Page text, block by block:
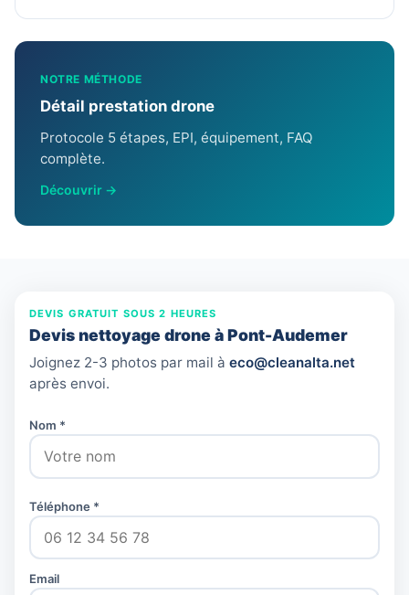
NOTRE MÉTHODE
Détail prestation drone
Protocole 5 étapes, EPI, équipement, FAQ
complète.
Découvrir →
DEVIS GRATUIT SOUS 2 HEURES
Devis nettoyage drone à Pont-Audemer
Joignez 2-3 photos par mail à eco@cleanalta.net
après envoi.
Nom *
Téléphone *
Email